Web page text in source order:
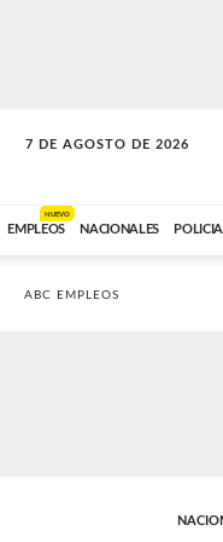
7 DE AGOSTO DE 2026
SOLO MÚSICA
EMPLEOS
NUEVO
NACIONALES
ABC EMPLEOS